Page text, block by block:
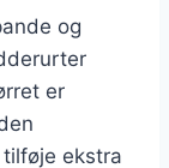
og
er
ekstra